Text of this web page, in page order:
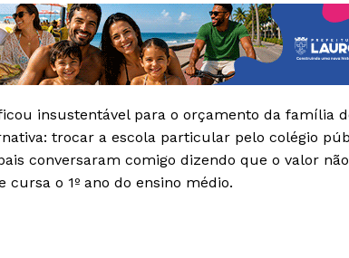
insustentável para o orçamento da família
trocar a escola particular pelo colégio
conversaram comigo dizendo que o valor
o 1º ano do ensino médio.